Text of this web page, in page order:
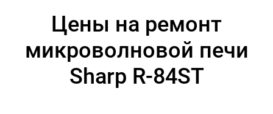
Цены на ремонт
микроволновой печи
Sharp R-84ST